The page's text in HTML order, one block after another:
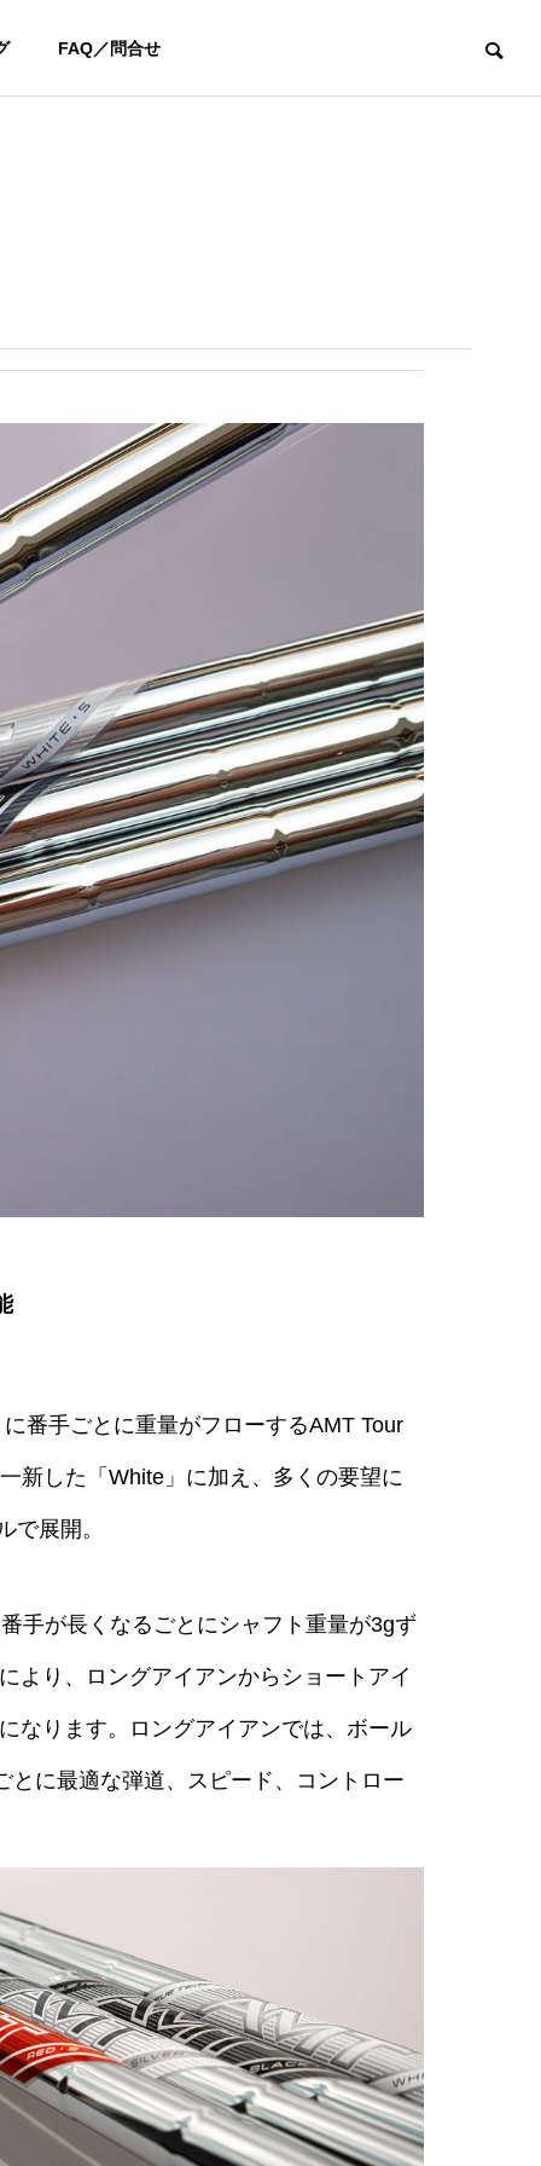
FAQ／問合せ
【YouTube】阿部桃子選手と対
決！カリスマフィッター吉田智
によるSteelFiber対決シリーズ第
四弾
番手ごとに重量がフローするAMT Tour
新した「White」に加え、多くの要望に
で展開。
手が長くなるごとにシャフト重量が3gず
より、ロングアイアンからショートアイ
なります。ロングアイアンでは、ボール
に最適な弾道、スピード、コントロー